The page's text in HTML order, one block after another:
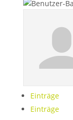
Einträge
Einträge